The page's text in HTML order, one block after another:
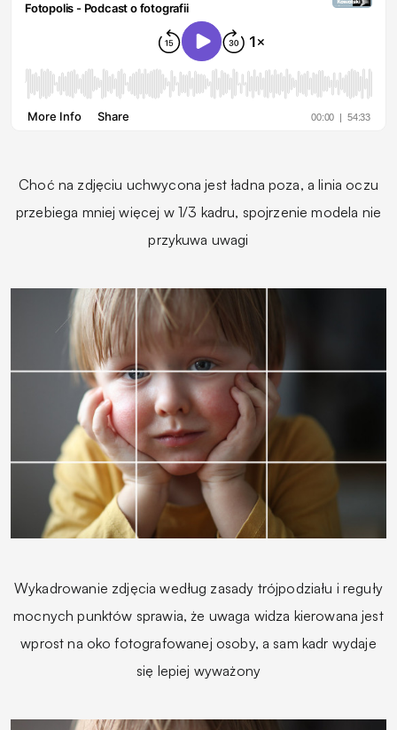
Choć na zdjęciu uchwycona jest ładna poza, a linia oczu
przebiega mniej więcej w 1/3 kadru, spojrzenie modela nie
przykuwa uwagi
Wykadrowanie zdjęcia według zasady trójpodziału i reguły
mocnych punktów sprawia, że uwaga widza kierowana jest
wprost na oko fotografowanej osoby, a sam kadr wydaje
się lepiej wyważony